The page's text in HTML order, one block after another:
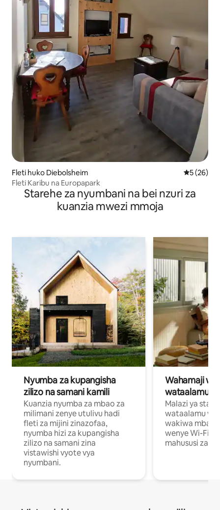
Fleti huko Diebolsheim Ukadiriaji
5 (26)
Fleti Karibu na Europapark
Starehe za nyumbani na bei nzuri za
kuanzia mwezi mmoja
Nyumba za kupangisha
zilizo na samani kamili
Kuanzia nyumba za mbao za
milimani zenye utulivu hadi
fleti za mijini zinazofaa,
nyumba hizi za kupangisha
zilizo na samani zina
vistawishi vyote vya
nyumbani.
Wahamaji
wataalamu
Malazi ya
wataalamu
wakiwa mbali
wenye Wi-Fi
mahususi za